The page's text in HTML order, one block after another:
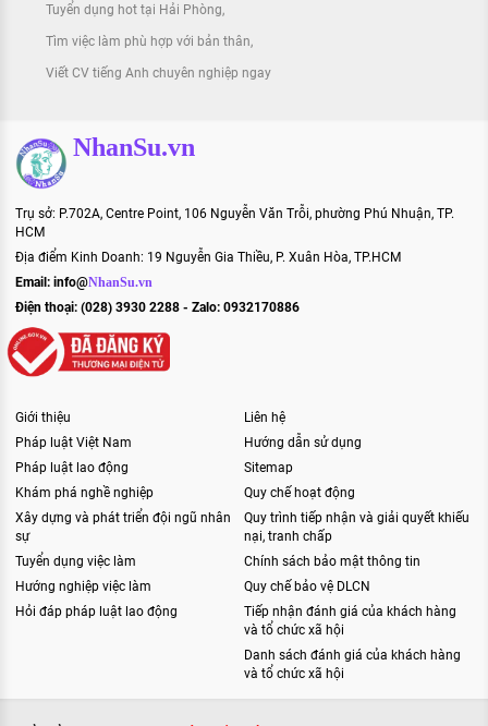
Tuyển dụng hot tại Hải Phòng
Tìm việc làm phù hợp với bản thân
Viết CV tiếng Anh chuyên nghiệp ngay
NhanSu.vn
Trụ sở: P.702A, Centre Point, 106 Nguyễn Văn Trỗi, phường Phú Nhuận, TP.
HCM
Địa điểm Kinh Doanh: 19 Nguyễn Gia Thiều, P. Xuân Hòa, TP.HCM
Email: info@NhanSu.vn
Điện thoại: (028) 3930 2288 - Zalo: 0932170886
Giới thiệu
Pháp luật Việt Nam
Pháp luật lao động
Khám phá nghề nghiệp
Xây dựng và phát triển đội ngũ nhân
sự
Tuyển dụng việc làm
Hướng nghiệp việc làm
Hỏi đáp pháp luật lao động
Liên hệ
Hướng dẫn sử dụng
Sitemap
Quy chế hoạt động
Quy trình tiếp nhận và giải quyết khiếu
nại, tranh chấp
Chính sách bảo mật thông tin
Quy chế bảo vệ DLCN
Tiếp nhận đánh giá của khách hàng
và tổ chức xã hội
Danh sách đánh giá của khách hàng
và tổ chức xã hội